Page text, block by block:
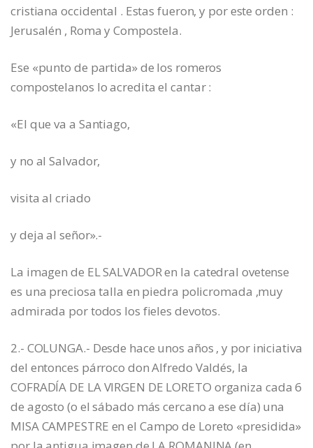
cristiana occidental . Estas fueron, y por este orden :
Jerusalén , Roma y Compostela.
Ese «punto de partida» de los romeros
compostelanos lo acredita el cantar :
«El que va a Santiago,
y no al Salvador,
visita al criado
y deja al señor».-
La imagen de EL SALVADOR en la catedral ovetense
es una preciosa talla en piedra policromada ,muy
admirada por todos los fieles devotos.
2.- COLUNGA.- Desde hace unos años , y por iniciativa
del entonces párroco don Alfredo Valdés, la
COFRADÍA DE LA VIRGEN DE LORETO organiza cada 6
de agosto (o el sábado más cercano a ese día) una
MISA CAMPESTRE en el Campo de Loreto «presidida»